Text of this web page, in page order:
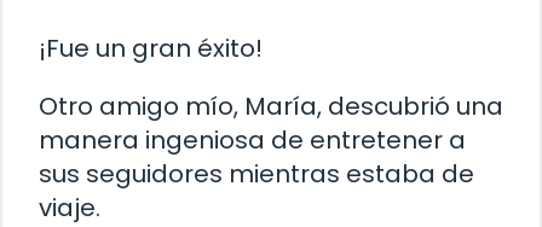
¡Fue un gran éxito!
Otro amigo mío, María, descubrió una
manera ingeniosa de entretener a
sus seguidores mientras estaba de
viaje.